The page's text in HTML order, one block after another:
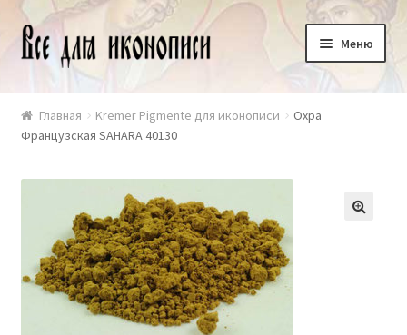
Перейти
к
навигации
Перейти
к
содержимому
Меню
+7 916 481 92 12
Оплата и доставка
Контакты
Главная Kremer Pigmente для иконописи
Охра
Французская SAHARA 40130